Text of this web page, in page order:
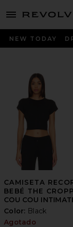
menu - shows more
NEW TODAY
CAMISETA
BEBÉ THE
COU COU
Color: Black
Agotado